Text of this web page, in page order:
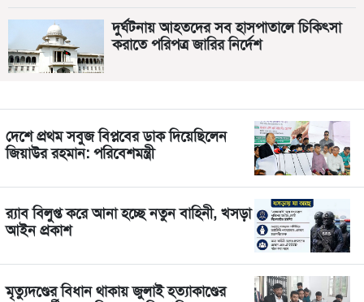
দুর্ঘটনায় আহতদের সব হাসপাতালে চিকিৎসা
করাতে পরিপত্র জারির নির্দেশ
দেশে প্রথম সবুজ বিপ্লবের ডাক দিয়েছিলেন
জিয়াউর রহমান: পরিবেশমন্ত্রী
র‍্যাব বিলুপ্ত করে আনা হচ্ছে নতুন বাহিনী, খসড়া
আইন প্রকাশ
মৃত্যুদণ্ডের বিধান থাকায় জুলাই হত্যাকাণ্ডের